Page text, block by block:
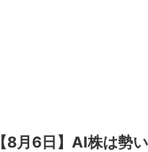
【8月6日】AI株は勢